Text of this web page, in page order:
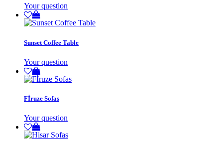
Your question
Sunset Coffee Table
Your question
Fİruze Sofas
Your question